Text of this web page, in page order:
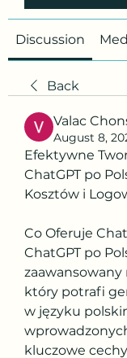
Discussion
Back
Valac
August 8,
Efektywne
ChatGPT po
Kosztów i
Co Oferuje
ChatGPT po
który potrafi
w języku
kluczowe